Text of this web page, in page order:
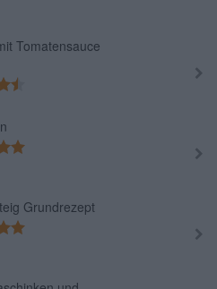
Tomatensauce
Grundrezept